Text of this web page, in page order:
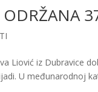
Liović iz Dubravice
U međunarodnoj